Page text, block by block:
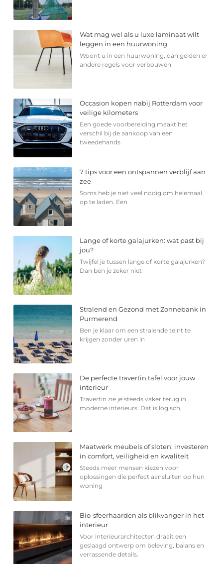
Wat mag wel als u luxe laminaat wilt
leggen in een huurwoning
Woont u in een huurwoning, dan gelden er
andere regels voor verbouwen
Occasion kopen nabij Rotterdam voor
veilige kilometers
Een goede voorbereiding maakt het
verschil bij de aankoop van een
tweedehands
7 tips voor een ontspannen verblijf aan
zee
Soms heb je niet veel nodig om helemaal
op te laden. Een
Lange of korte galajurken: wat past bij
jou?
Twijfel je tussen lange of korte galajurken?
Dan ben je zeker niet
Stralend en Gezond met Zonnebank in
Purmerend
Ben je klaar om een stralende teint te
krijgen zonder uren in
De perfecte travertin tafel voor jouw
interieur
Travertin zie je steeds vaker terug in
moderne interieurs. Dat is logisch,
Maatwerk meubels of sloten: investeren
in comfort, veiligheid en kwaliteit
Steeds meer mensen kiezen voor
oplossingen die perfect aansluiten op hun
woning
Bio-sfeerhaarden als blikvanger in het
interieur
Voor interieurarchitecten draait een
geslaagd ontwerp om beleving, balans en
verrassende details.